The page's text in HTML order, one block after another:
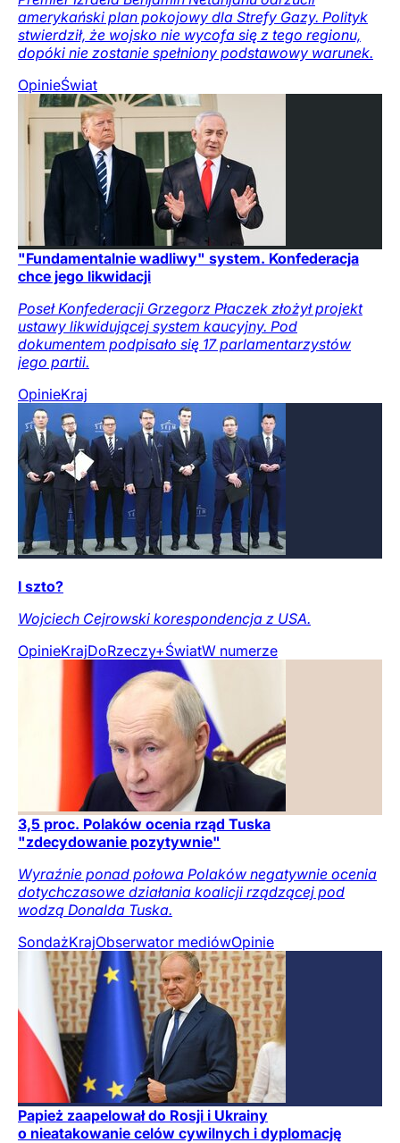
amerykański plan pokojowy dla Strefy Gazy. Polityk
stwierdził, że wojsko nie wycofa się z tego regionu,
dopóki nie zostanie spełniony podstawowy warunek.
OpinieŚwiat
"Fundamentalnie wadliwy" system. Konfederacja
chce jego likwidacji
Poseł Konfederacji Grzegorz Płaczek złożył projekt
ustawy likwidującej system kaucyjny. Pod
dokumentem podpisało się 17 parlamentarzystów
jego partii.
OpinieKraj
I szto?
Wojciech Cejrowski korespondencja z USA.
OpinieKrajDoRzeczy+ŚwiatW numerze
3,5 proc. Polaków ocenia rząd Tuska
"zdecydowanie pozytywnie"
Wyraźnie ponad połowa Polaków negatywnie ocenia
dotychczasowe działania koalicji rządzącej pod
wodzą Donalda Tuska.
SondażKrajObserwator mediówOpinie
Papież zaapelował do Rosji i Ukrainy
o nieatakowanie celów cywilnych i dyplomację